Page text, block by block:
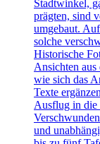
Stadtwinkel,
prägten, sind
umgebaut.
solche
Historische
Ansichten
wie sich das
Texte
Ausflug in die
und